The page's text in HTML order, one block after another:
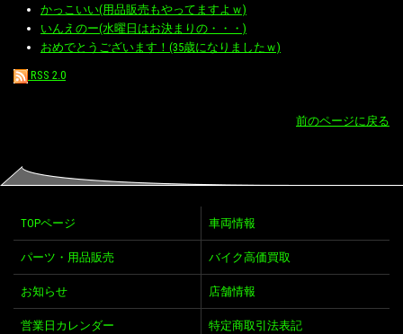
かっこいい(用品販売もやってますよｗ)
いんえのー(水曜日はお決まりの・・・)
おめでとうございます！(35歳になりましたｗ)
RSS 2.0
前のページに戻る
TOPページ 車両情報
パーツ・用品販売 バイク高価買取
お知らせ 店舗情報
営業日カレンダー 特定商取引法表記